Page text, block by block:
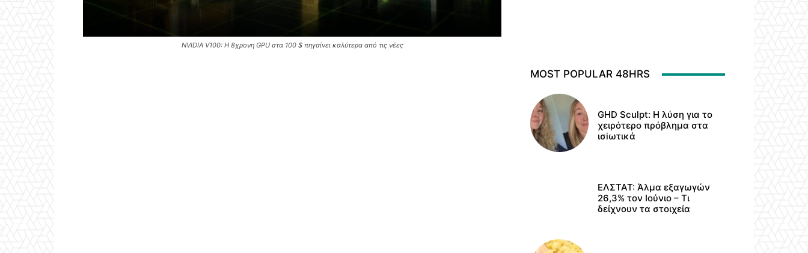
NVIDIA V100: Η 8χρονη GPU στα 100 $ πηγαίνει καλύτερα από τις νέες
MOST POPULAR 48HRS
GHD Sculpt: Η λύση για το
χειρότερο πρόβλημα στα
ισiωτικά
ΕΛΣΤΑΤ: Άλμα εξαγωγών
26,3% τον Ιούνιο – Τι
δείχνουν τα στοιχεία